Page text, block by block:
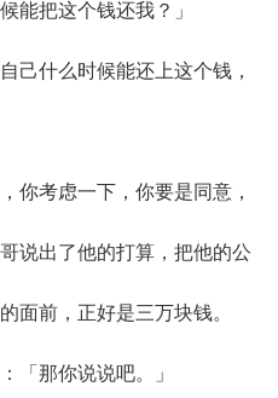
能把这个钱还我？」
什么时候能还上这个钱，
考虑一下，你要是同意，
说出了他的打算，把他的公
面前，正好是三万块钱。
那你说说吧。」